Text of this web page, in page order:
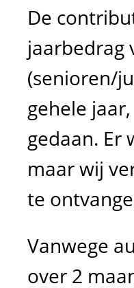
De
jaarbedrag
(senioren/
gehele
gedaan. Er
maar wij
te
Vanwege
over 2